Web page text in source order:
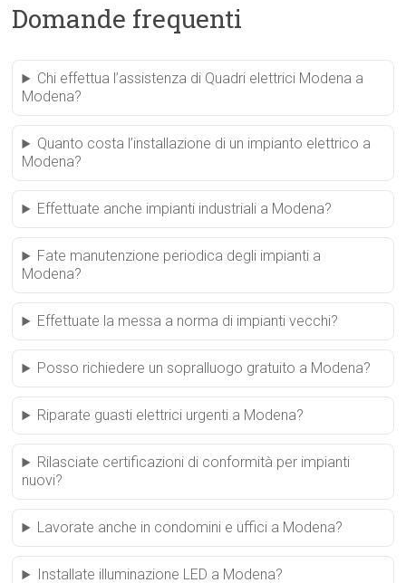
Domande frequenti
Chi effettua l’assistenza di Quadri elettrici Modena a
Modena?
Quanto costa l’installazione di un impianto elettrico a
Modena?
Effettuate anche impianti industriali a Modena?
Fate manutenzione periodica degli impianti a
Modena?
Effettuate la messa a norma di impianti vecchi?
Posso richiedere un sopralluogo gratuito a Modena?
Riparate guasti elettrici urgenti a Modena?
Rilasciate certificazioni di conformità per impianti
nuovi?
Lavorate anche in condomini e uffici a Modena?
Installate illuminazione LED a Modena?